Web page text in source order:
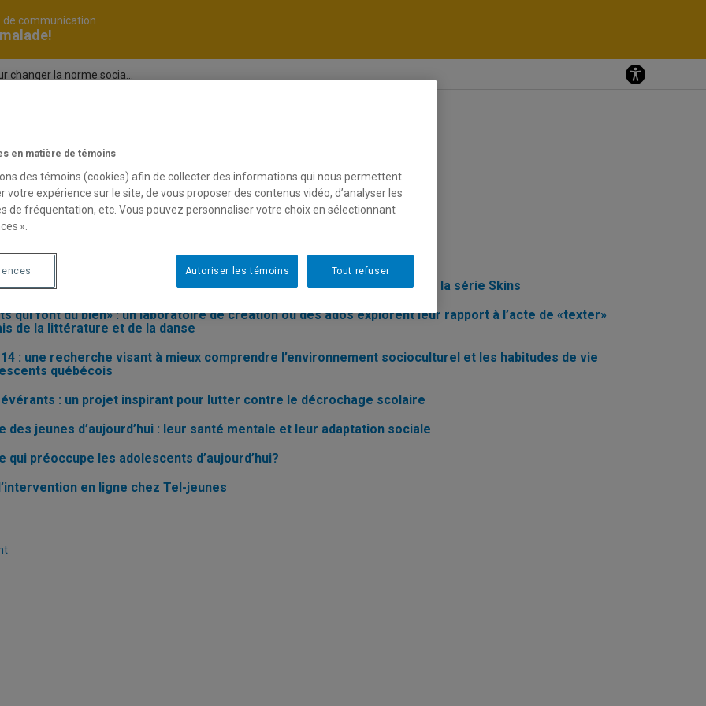
de communication
changer la norme socia...
s’y prendre pour changer la norme sociale ?
des adolescents québécois : sont-ils satisfaits?
chez les jeunes… une prise de risque porteuse de sens»
médicaments et les drogues sont sources de divertissement: le cas de la série Skins
qui font du bien» : un laboratoire de création où des ados explorent leur rapport à l’acte de «texter»
de la littérature et de la danse
: une recherche visant à mieux comprendre l’environnement socioculturel et les habitudes de vie
québécois
: un projet inspirant pour lutter contre le décrochage scolaire
des jeunes d’aujourd’hui : leur santé mentale et leur adaptation sociale
qui préoccupe les adolescents d’aujourd’hui?
en ligne chez Tel-jeunes
en matière de témoins
des témoins (cookies) afin de collecter des informations qui nous permettent
votre expérience sur le site, de vous proposer des contenus vidéo, d’analyser les
de fréquentation, etc. Vous pouvez personnaliser votre choix en sélectionnant
».
Tout refuser
Autoriser les témoins